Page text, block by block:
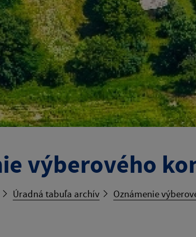
výberového
Úradná tabuľa archív Oznámenie